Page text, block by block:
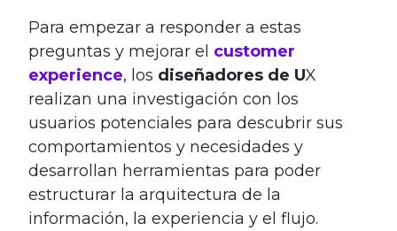
Para empezar a responder a estas
preguntas y mejorar el customer
experience, los diseñadores de UX
realizan una investigación con los
usuarios potenciales para descubrir sus
comportamientos y necesidades y
desarrollan herramientas para poder
estructurar la arquitectura de la
información, la experiencia y el flujo.